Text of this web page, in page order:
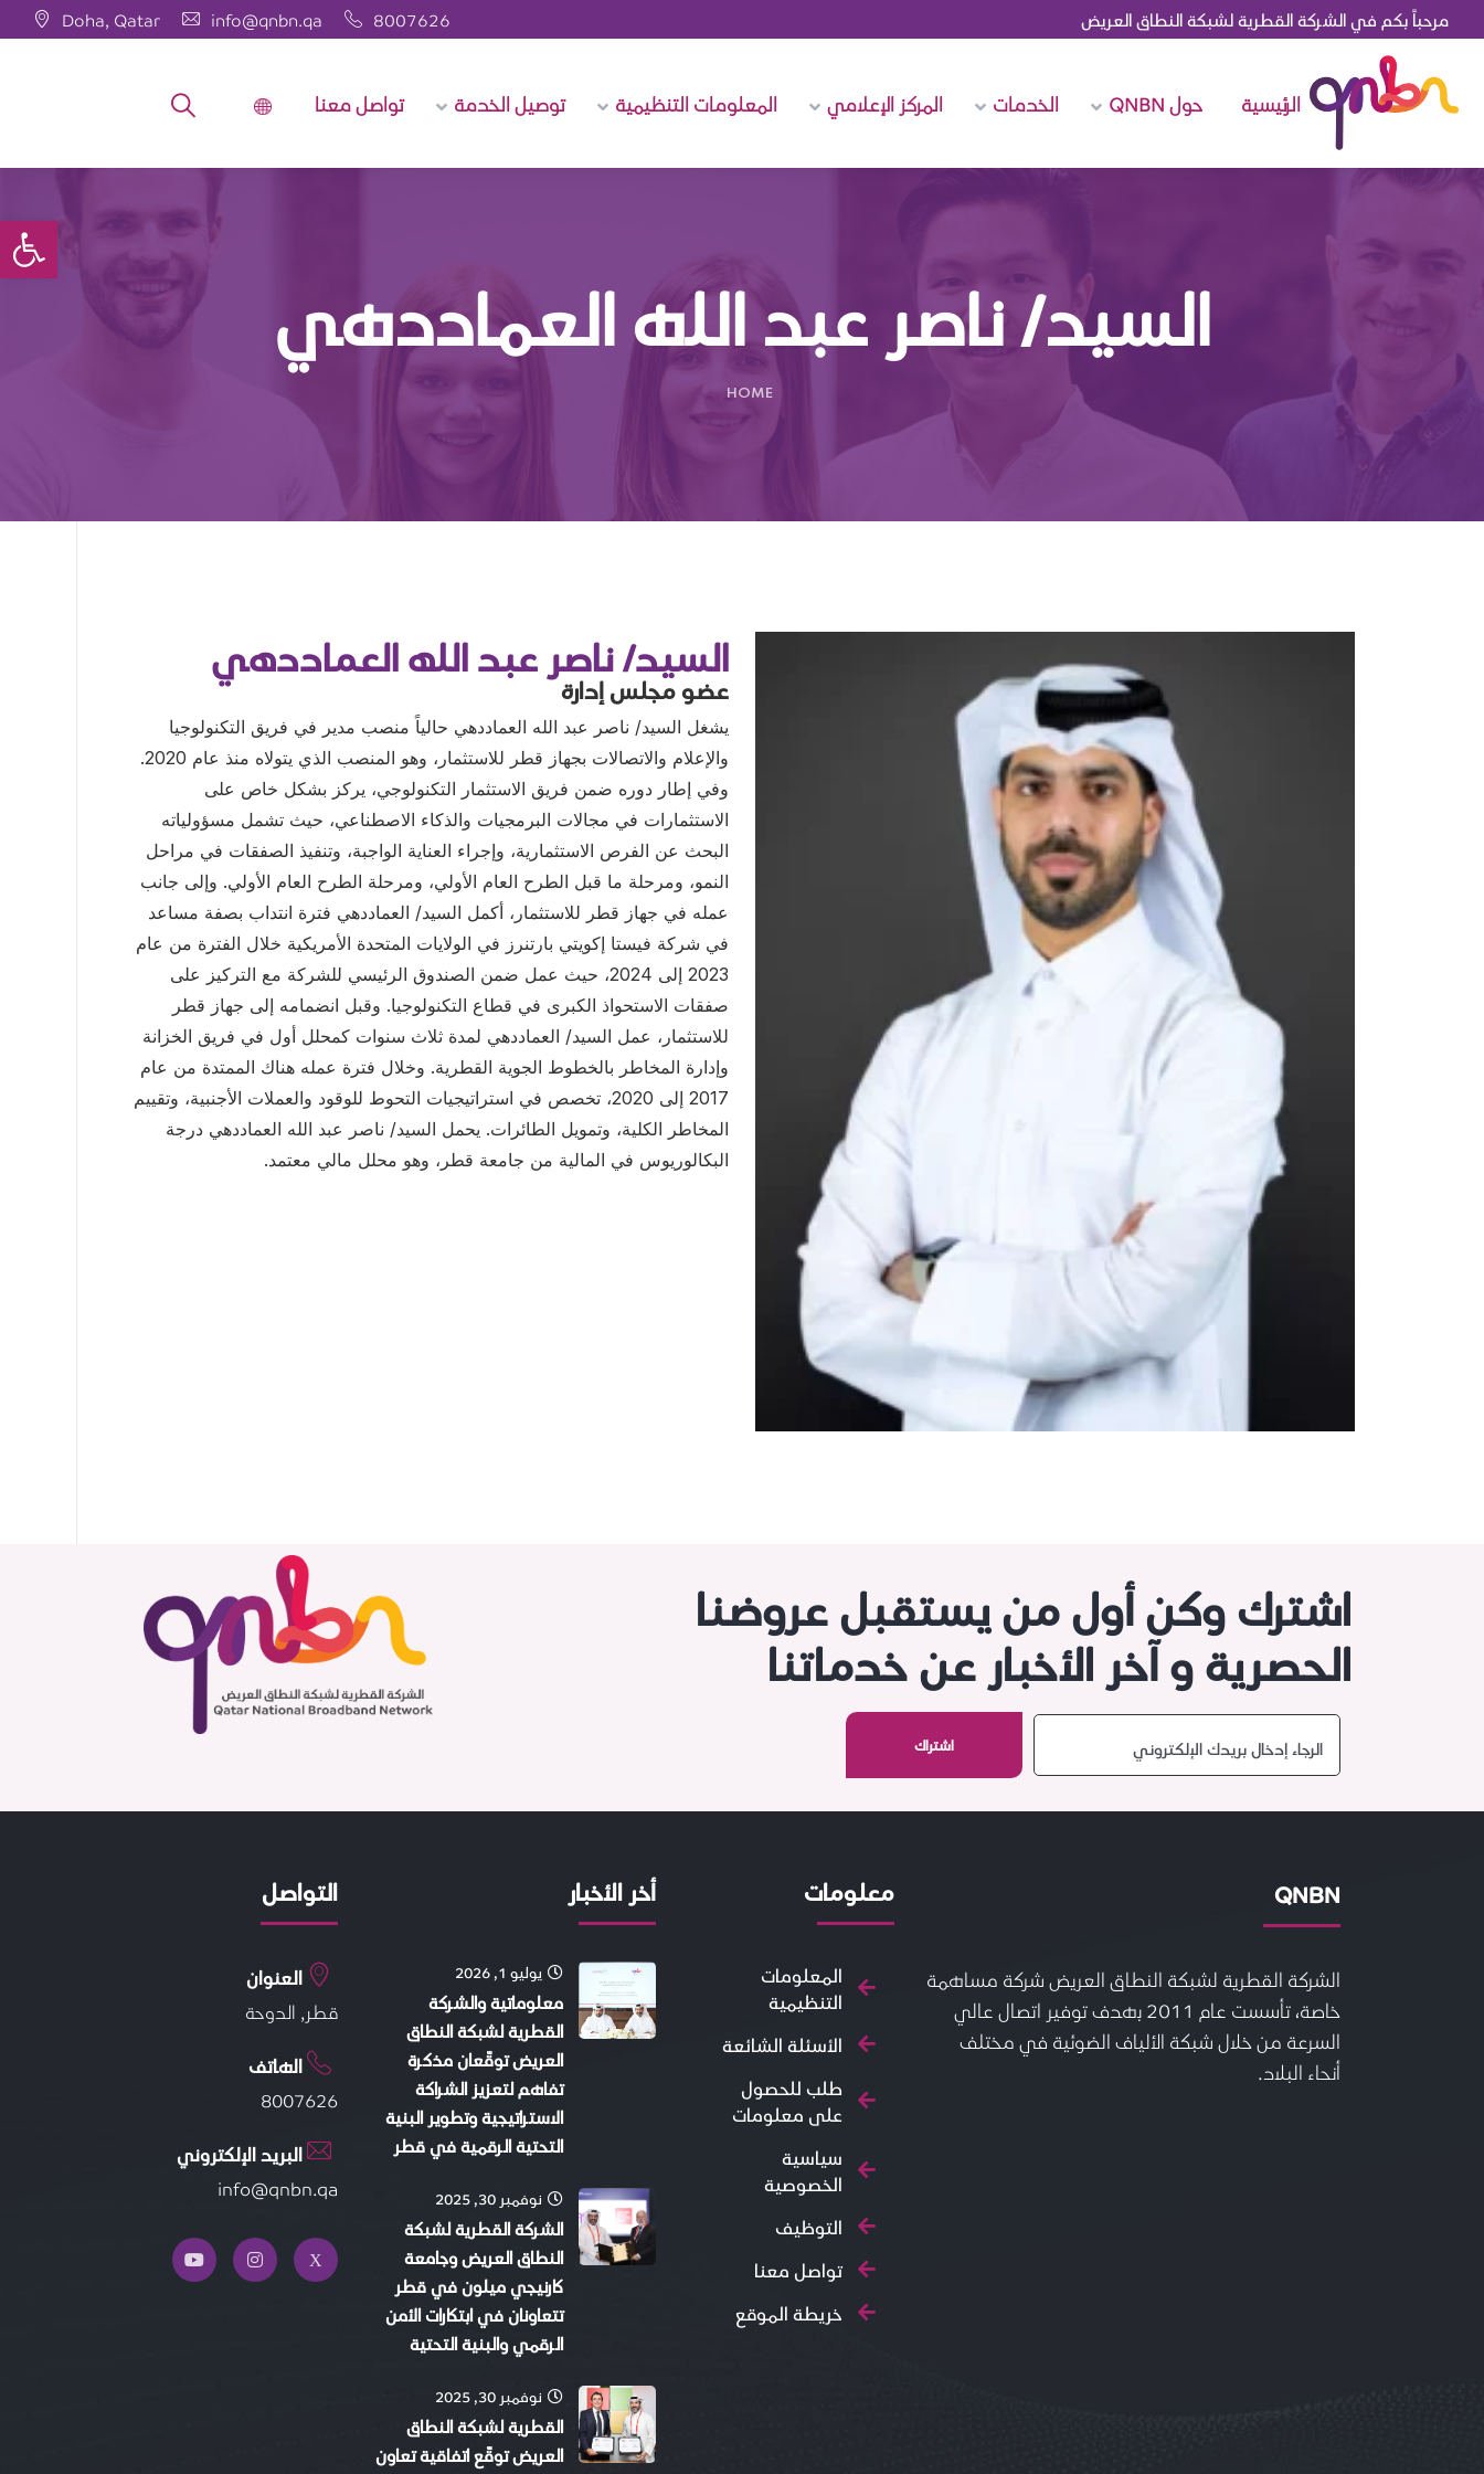
مرحباً بكم في الشركة القطرية لشبكة النطاق العريض 8007626
info@qnbn.qa
Doha, Qatar
الرئيسية حول QNBN الخدمات المركز الإعلامي المعلومات التنظيمية توصيل الخدمة تواصل معنا
السيد/ ناصر عبد الله العماددهي
HOME
السيد/ ناصر عبد الله العماددهي
عضو مجلس إدارة
يشغل السيد/ ناصر عبد الله العماددهي حالياً منصب مدير في فريق التكنولوجيا
والإعلام والاتصالات بجهاز قطر للاستثمار، وهو المنصب الذي يتولاه منذ عام 2020.
وفي إطار دوره ضمن فريق الاستثمار التكنولوجي، يركز بشكل خاص على
الاستثمارات في مجالات البرمجيات والذكاء الاصطناعي، حيث تشمل مسؤولياته
البحث عن الفرص الاستثمارية، وإجراء العناية الواجبة، وتنفيذ الصفقات في مراحل
النمو، ومرحلة ما قبل الطرح العام الأولي، ومرحلة الطرح العام الأولي. وإلى جانب
عمله في جهاز قطر للاستثمار، أكمل السيد/ العماددهي فترة انتداب بصفة مساعد
في شركة فيستا إكويتي بارتنرز في الولايات المتحدة الأمريكية خلال الفترة من عام
2023 إلى 2024، حيث عمل ضمن الصندوق الرئيسي للشركة مع التركيز على
صفقات الاستحواذ الكبرى في قطاع التكنولوجيا. وقبل انضمامه إلى جهاز قطر
للاستثمار، عمل السيد/ العماددهي لمدة ثلاث سنوات كمحلل أول في فريق الخزانة
وإدارة المخاطر بالخطوط الجوية القطرية. وخلال فترة عمله هناك الممتدة من عام
2017 إلى 2020، تخصص في استراتيجيات التحوط للوقود والعملات الأجنبية، وتقييم
المخاطر الكلية، وتمويل الطائرات. يحمل السيد/ ناصر عبد الله العماددهي درجة
البكالوريوس في المالية من جامعة قطر، وهو محلل مالي معتمد.
اشترك وكن أول من يستقبل عروضنا
الحصرية و آخر الأخبار عن خدماتنا
QNBN
الشركة القطرية لشبكة النطاق العريض شركة مساهمة
خاصة،
تأسست عام 2011 بهدف توفير اتصال عالي
السرعة من خلال شبكة الألياف الضوئية في مختلف
أنحاء البلاد.
معلومات
المعلومات
التنظيمية
الأسئلة الشائعة
طلب للحصول
على معلومات
سياسية
الخصوصية
التوظيف
تواصل معنا
خريطة الموقع
أخر الأخبار
يوليو 1, 2026
معلوماتية والشركة
القطرية لشبكة النطاق
العريض توقّعان مذكرة
تفاهم لتعزيز الشراكة
الاستراتيجية وتطوير البنية
التحتية الرقمية في قطر
نوفمبر 30, 2025
الشركة القطرية لشبكة
النطاق العريض وجامعة
كارنيجي ميلون في قطر
تتعاونان في ابتكارات الأمن
الرقمي والبنية التحتية
نوفمبر 30, 2025
القطرية لشبكة النطاق
العريض توقّع اتفاقية تعاون
التواصل
العنوان
قطر, الدوحة
الهاتف
8007626
البريد الإلكتروني
info@qnbn.qa